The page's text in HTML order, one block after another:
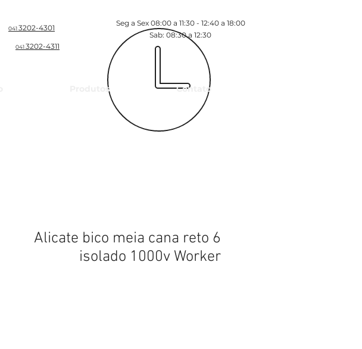
0413202-4301
0413202-4311
Seg a Sex 08:00 a 11:30 - 12:40 a 18:00
Sab: 08:30 a 12:30
Produtos Contato
Alicate bico meia cana reto 6
isolado 1000v Worker